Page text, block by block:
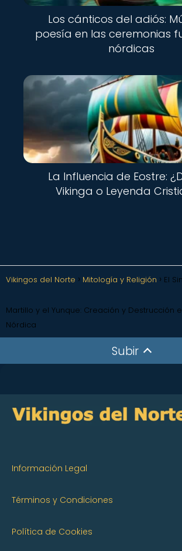
Los cánticos del adiós:
poesía en las ceremonias
nórdicas
La Influencia de Eostre:
Vikinga o Leyenda
Vikingos del Norte Mitología y Religión El
Martillo y el Yunque: Creación y Destrucción
Nórdica
Subir
Información Legal
Términos y Condiciones
Política de Cookies